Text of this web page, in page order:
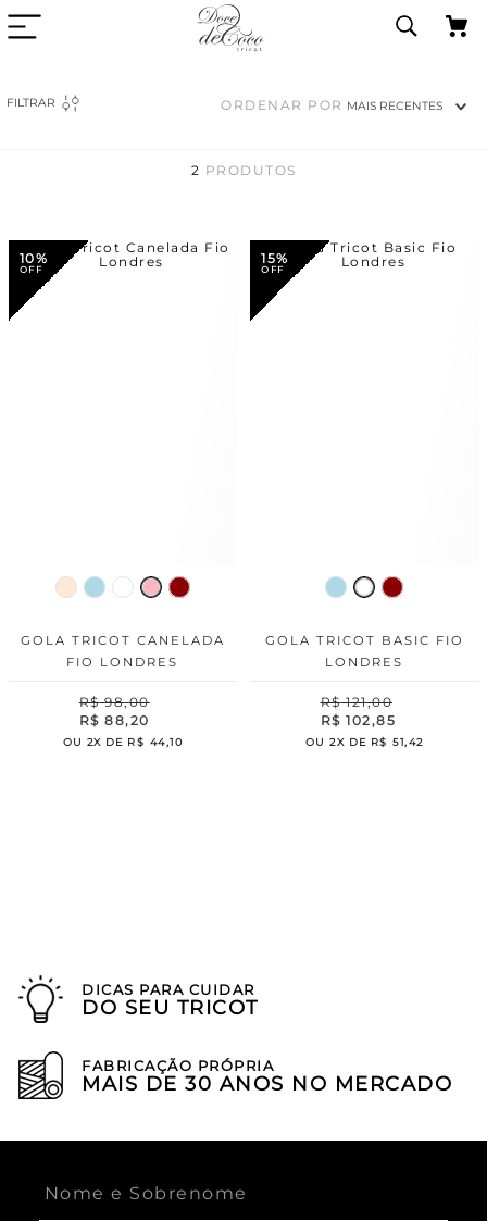
ORDENAR POR MAIS RECENTES
FILTRAR
2 PRODUTOS
10%
GOLA TRICOT CANELADA
FIO LONDRES
R$ 98,00
R$ 88,20
OU 2X DE R$ 44,10
15%
GOLA TRICOT BASIC FIO
LONDRES
R$ 121,00
R$ 102,85
OU 2X DE R$ 51,42
DICAS PARA CUIDAR
DO SEU TRICOT
FABRICAÇÃO PRÓPRIA
MAIS DE 30 ANOS NO MERCADO